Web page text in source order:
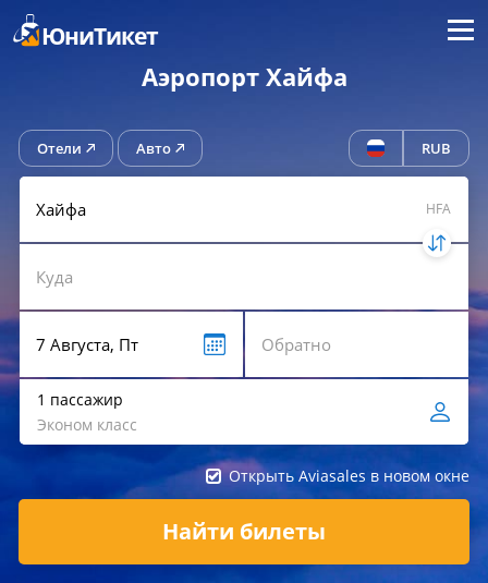
ЮниТикет Меню
Аэропорт Хайфа
Отели Авто RUB
HFA
1 пассажир
Эконом класс
Открыть Aviasales в новом окне
Найти билеты